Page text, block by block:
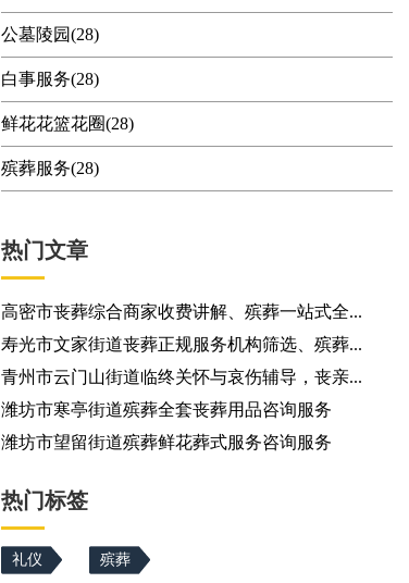
公墓陵园(28)
白事服务(28)
鲜花花篮花圈(28)
殡葬服务(28)
热门文章
高密市丧葬综合商家收费讲解、殡葬一站式全...
寿光市文家街道丧葬正规服务机构筛选、殡葬...
青州市云门山街道临终关怀与哀伤辅导，丧亲...
潍坊市寒亭街道殡葬全套丧葬用品咨询服务
潍坊市望留街道殡葬鲜花葬式服务咨询服务
热门标签
礼仪 殡葬